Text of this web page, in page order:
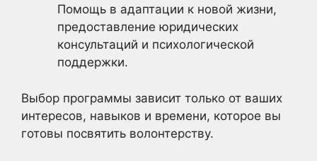
Помощь в адаптации к новой жизни,
предоставление юридических
консультаций и психологической
поддержки.
Выбор программы зависит только от ваших
интересов, навыков и времени, которое вы
готовы посвятить волонтерству.